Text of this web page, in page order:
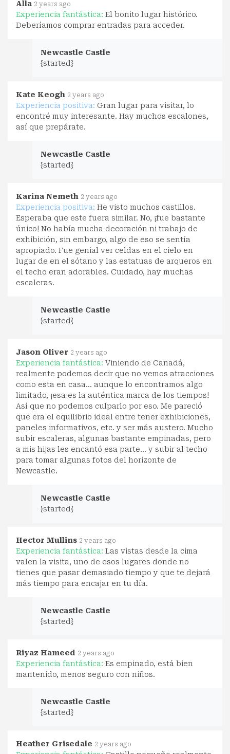
Alla 2 years ago
Experiencia fantástica: El bonito lugar histórico.
Deberíamos comprar entradas para acceder.
Newcastle Castle
{started}
Kate Keogh 2 years ago
Experiencia positiva: Gran lugar para visitar, lo
encontré muy interesante. Hay muchos escalones,
así que prepárate.
Newcastle Castle
{started}
Karina Nemeth 2 years ago
Experiencia positiva: He visto muchos castillos.
Esperaba que este fuera similar. No, ¡fue bastante
único! No había mucha decoración ni trabajo de
exhibición, sin embargo, algo de eso se sentía
apropiado. Fue genial ver celdas en el cielo en
lugar de en el sótano y las estatuas de arqueros en
el techo eran adorables. Cuidado, hay muchas
escaleras.
Newcastle Castle
{started}
Jason Oliver 2 years ago
Experiencia fantástica: Viniendo de Canadá,
realmente podemos decir que no vemos atracciones
como esta en casa... aunque lo encontramos algo
limitado, ¡esa es la auténtica marca de los tiempos!
Así que no podemos culparlo por eso. Me pareció
que era el equilibrio ideal entre tener exhibiciones,
paneles informativos, etc. y ser más austero. Mucho
subir escaleras, algunas bastante empinadas, pero
a mis hijas les encantó esa parte... y subir al techo
para tomar algunas fotos del horizonte de
Newcastle.
Newcastle Castle
{started}
Hector Mullins 2 years ago
Experiencia fantástica: Las vistas desde la cima
valen la visita, uno de esos lugares donde no
tienes que pasar demasiado tiempo y que te dejará
más tiempo para encajar en tu día.
Newcastle Castle
{started}
Riyaz Hameed 2 years ago
Experiencia fantástica: Es empinado, está bien
mantenido, menos seguro con niños.
Newcastle Castle
{started}
Heather Grisedale 2 years ago